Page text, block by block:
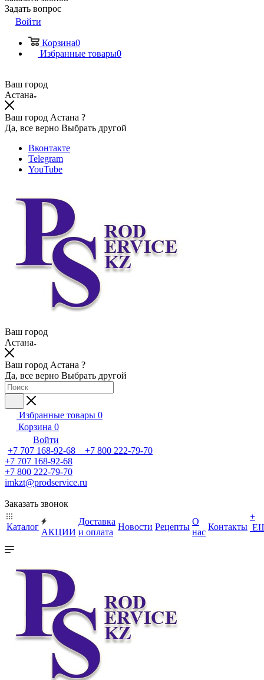
Задать вопрос
Войти
Корзина0
Избранные товары0
Ваш город
Астана
Ваш город Астана ?
Да, все верно Выбрать другой
Вконтакте
Telegram
YouTube
Ваш город
Астана
Ваш город Астана ?
Да, все верно Выбрать другой
Избранные товары 0
Корзина 0
Войти
+7 707 168-92-68 +7 800 222-79-70
+7 707 168-92-68
+7 800 222-79-70
imkzt@prodservice.ru
Заказать звонок
Каталог
АКЦИИ
Доставка
и оплата
Новости Рецепты
О
нас
Контакты
+